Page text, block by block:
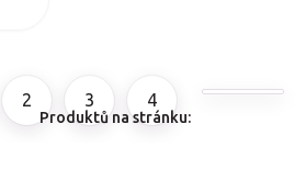
Produktů na stránku:
2 3 4